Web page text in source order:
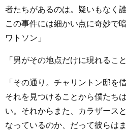
者たちがあるのは。疑いもなく
この事件には細かい点に奇妙で
ワトソン」
「男がその地点だけに現れるこ
「その通り。チャリントン邸を
それを見つけることから僕たち
い。それからまた、カラザース
なっているのか、だって彼らは